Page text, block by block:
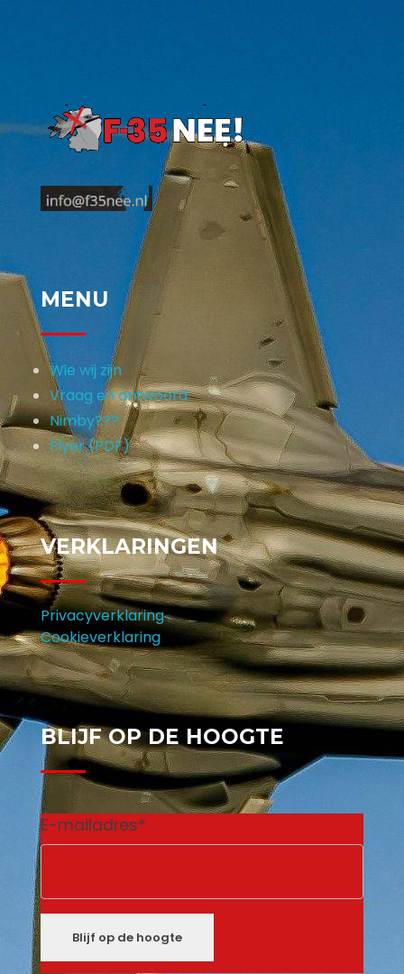
MENU
Wie wij zijn
Vraag en antwoord
Nimby???
Flyer (PDF)
VERKLARINGEN
Privacyverklaring
Cookieverklaring
BLIJF OP DE HOOGTE
E-mailadres*
Blijf op de hoogte